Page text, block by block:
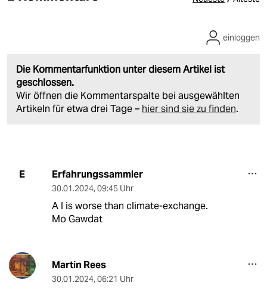
Die Kommentarfunktion unter diesem Artikel ist
geschlossen.
Wir öffnen die Kommentarspalte bei ausgewählten
Artikeln für etwa drei Tage – hier sind sie zu finden.
einloggen
E Erfahrungssammler
30.01.2024, 09:45 Uhr
A I is worse than climate-exchange.
Mo Gawdat
Martin Rees
30.01.2024, 06:21 Uhr